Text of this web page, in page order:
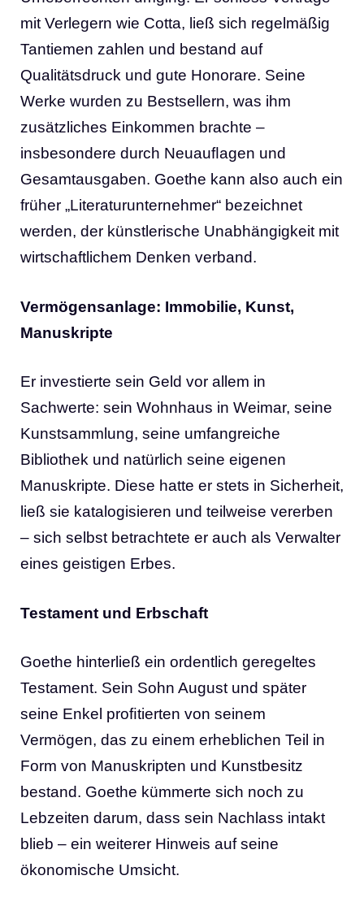
mit Verlegern wie Cotta, ließ sich regelmäßig
Tantiemen zahlen und bestand auf
Qualitätsdruck und gute Honorare. Seine
Werke wurden zu Bestsellern, was ihm
zusätzliches Einkommen brachte –
insbesondere durch Neuauﬂagen und
Gesamtausgaben. Goethe kann also auch ein
früher „Literaturunternehmer“ bezeichnet
werden, der künstlerische Unabhängigkeit mit
wirtschaftlichem Denken verband.
Vermögensanlage: Immobilie, Kunst,
Manuskripte
Er investierte sein Geld vor allem in
Sachwerte: sein Wohnhaus in Weimar, seine
Kunstsammlung, seine umfangreiche
Bibliothek und natürlich seine eigenen
Manuskripte. Diese hatte er stets in Sicherheit,
ließ sie katalogisieren und teilweise vererben
– sich selbst betrachtete er auch als Verwalter
eines geistigen Erbes.
Testament und Erbschaft
Goethe hinterließ ein ordentlich geregeltes
Testament. Sein Sohn August und später
seine Enkel proﬁtierten von seinem
Vermögen, das zu einem erheblichen Teil in
Form von Manuskripten und Kunstbesitz
bestand. Goethe kümmerte sich noch zu
Lebzeiten darum, dass sein Nachlass intakt
blieb – ein weiterer Hinweis auf seine
ökonomische Umsicht.